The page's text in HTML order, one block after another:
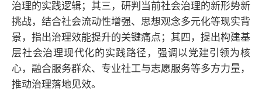
治理的实践逻辑；其三，研判当前社会治理的新形势新
挑战，结合社会流动性增强、思想观念多元化等现实背
景，指出治理效能提升的关键痛点；其四，提出构建基
层社会治理现代化的实践路径，强调以党建引领为核
心，融合服务群众、专业社工与志愿服务等多方力量，
推动治理落地见效。